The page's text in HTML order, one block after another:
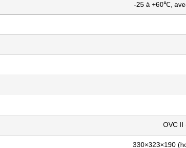
-25 à +60℃,
OVC II
330×323×190